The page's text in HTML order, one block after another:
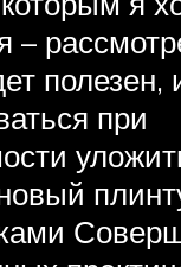
–
полезен,
при